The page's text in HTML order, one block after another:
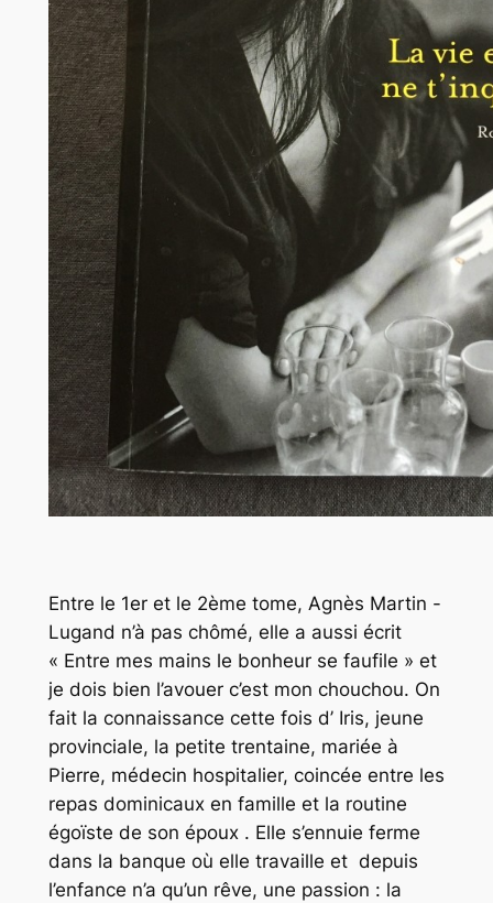
Entre le 1er et le 2ème tome, Agnès Martin -
Lugand n’à pas chômé, elle a aussi écrit
« Entre mes mains le bonheur se faufile » et
je dois bien l’avouer c’est mon chouchou. On
fait la connaissance cette fois d’ Iris, jeune
provinciale, la petite trentaine, mariée à
Pierre, médecin hospitalier, coincée entre les
repas dominicaux en famille et la routine
égoïste de son époux . Elle s’ennuie ferme
dans la banque où elle travaille et depuis
l’enfance n’a qu’un rêve, une passion : la